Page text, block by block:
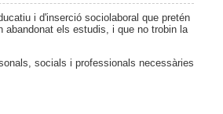
i d'inserció sociolaboral que pretén
abandonat els estudis, i que no trobin la
socials i professionals necessàries